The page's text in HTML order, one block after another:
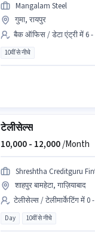
Mangalam Steel
गुमा, रायपुर
बैक ऑफिस / डेटा एंट्री में 6 -
10वीं से नीचे
टेलीसेल्स
10,000 - 12,000/Month
Shreshtha Creditguru
शाहपुर बामहेटा, गाज़ियाबाद
टेलीसेल्स / टेलीमार्केटिंग में 0
Day 10वीं से नीचे